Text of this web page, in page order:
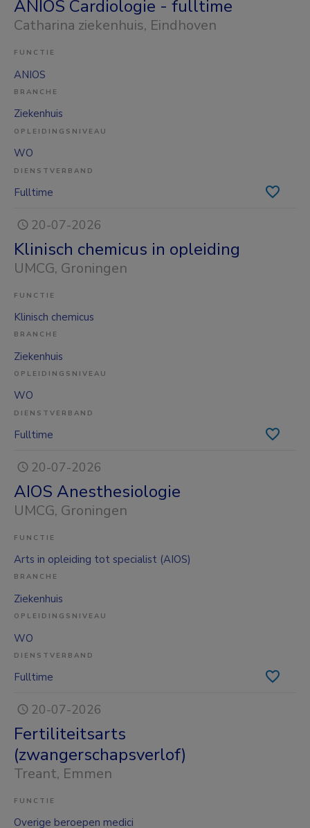
ANIOS Cardiologie - fulltime
Catharina ziekenhuis, Eindhoven
FUNCTIE
ANIOS
BRANCHE
Ziekenhuis
OPLEIDINGSNIVEAU
WO
DIENSTVERBAND
Fulltime
20-07-2026
Klinisch chemicus in opleiding
UMCG, Groningen
FUNCTIE
Klinisch chemicus
BRANCHE
Ziekenhuis
OPLEIDINGSNIVEAU
WO
DIENSTVERBAND
Fulltime
20-07-2026
AIOS Anesthesiologie
UMCG, Groningen
FUNCTIE
Arts in opleiding tot specialist (AIOS)
BRANCHE
Ziekenhuis
OPLEIDINGSNIVEAU
WO
DIENSTVERBAND
Fulltime
20-07-2026
Fertiliteitsarts
(zwangerschapsverlof)
Treant, Emmen
FUNCTIE
Overige beroepen medici